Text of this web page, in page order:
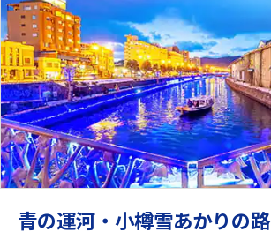
青の運河・小樽雪あかりの路